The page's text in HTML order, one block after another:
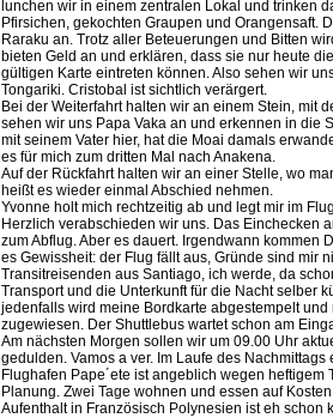
lunchen wir in einem zentralen Lokal und trinken
Pfirsichen, gekochten Graupen und Orangensaft.
Raraku an. Trotz aller Beteuerungen und Bitten
bieten Geld an und erklären, dass sie nur heute
gültigen Karte eintreten können. Also sehen wir
Tongariki. Cristobal ist sichtlich verärgert.
Bei der Weiterfahrt halten wir an einem Stein, mit
sehen wir uns Papa Vaka an und erkennen in die
mit seinem Vater hier, hat die Moai damals
es für mich zum dritten Mal nach Anakena.
Auf der Rückfahrt halten wir an einer Stelle, wo
heißt es wieder einmal Abschied nehmen.
Yvonne holt mich rechtzeitig ab und legt mir im
Herzlich verabschieden wir uns. Das Einchecken
zum Abflug. Aber es dauert. Irgendwann kommen
es Gewissheit: der Flug fällt aus, Gründe sind mir
Transitreisenden aus Santiago, ich werde, da
Transport und die Unterkunft für die Nacht selber
jedenfalls wird meine Bordkarte abgestempelt
zugewiesen. Der Shuttlebus wartet schon am
Am nächsten Morgen sollen wir um 09.00 Uhr
gedulden. Vamos a ver. Im Laufe des
Flughafen Pape´ete ist angeblich wegen
Planung. Zwei Tage wohnen und essen auf
Aufenthalt in Französisch Polynesien ist eh schon